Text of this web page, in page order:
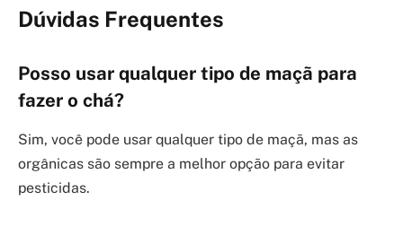
Dúvidas Frequentes
Posso usar qualquer tipo de maçã para
fazer o chá?
Sim, você pode usar qualquer tipo de maçã, mas as
orgânicas são sempre a melhor opção para evitar
pesticidas.